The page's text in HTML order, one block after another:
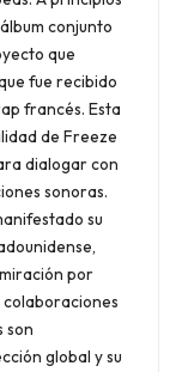
conjunto
que
fue recibido
francés. Esta
de Freeze
dialogar con
sonoras.
su
por
son
global y su